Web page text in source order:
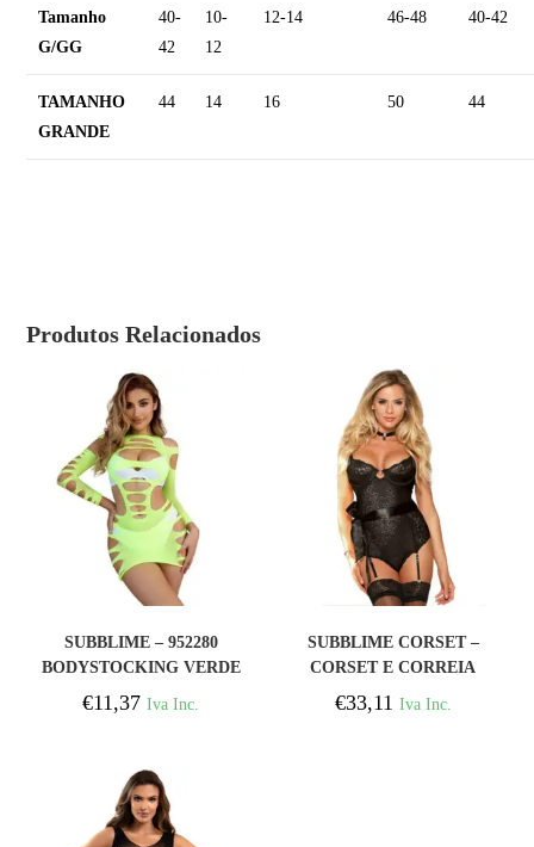
Tamanho
G/GG
40-
42
10-
12
12-14 46-48 40-42
TAMANHO
GRANDE
44 14 16 50 44
Produtos Relacionados
SUBBLIME – 952280
BODYSTOCKING VERDE
MANGA LONGA COM
REDE ELSTICA
€11,37 Iva Inc.
SUBBLIME CORSET –
CORSET E CORREIA
PRETA S / M
€33,11 Iva Inc.